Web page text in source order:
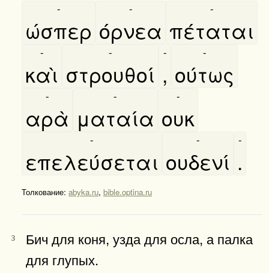
ώσπερ
-
όρνεα
-
πέταται
-
καὶ
-
στρουθοί
-
,
-
ούτως
-
αρὰ
-
ματαία
-
ουκ
-
επελεύσεται
-
ουδενί
-
.
-
Толкование: abyka.ru, bible.optina.ru
3
Бич для коня, узда для осла, а палка
для глупых.